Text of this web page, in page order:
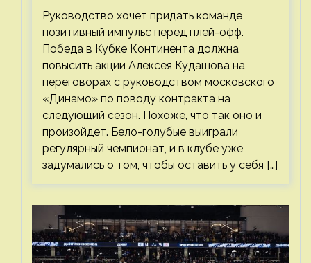
Руководство хочет придать команде
позитивный импульс перед плей-офф.
Победа в Кубке Континента должна
повысить акции Алексея Кудашова на
переговорах с руководством московского
«Динамо» по поводу контракта на
следующий сезон. Похоже, что так оно и
произойдет. Бело-голубые выиграли
регулярный чемпионат, и в клубе уже
задумались о том, чтобы оставить у себя […]